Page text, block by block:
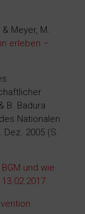
Meyer, M.
erleben –
B. Badura
Nationalen
2005 (S.
und wie